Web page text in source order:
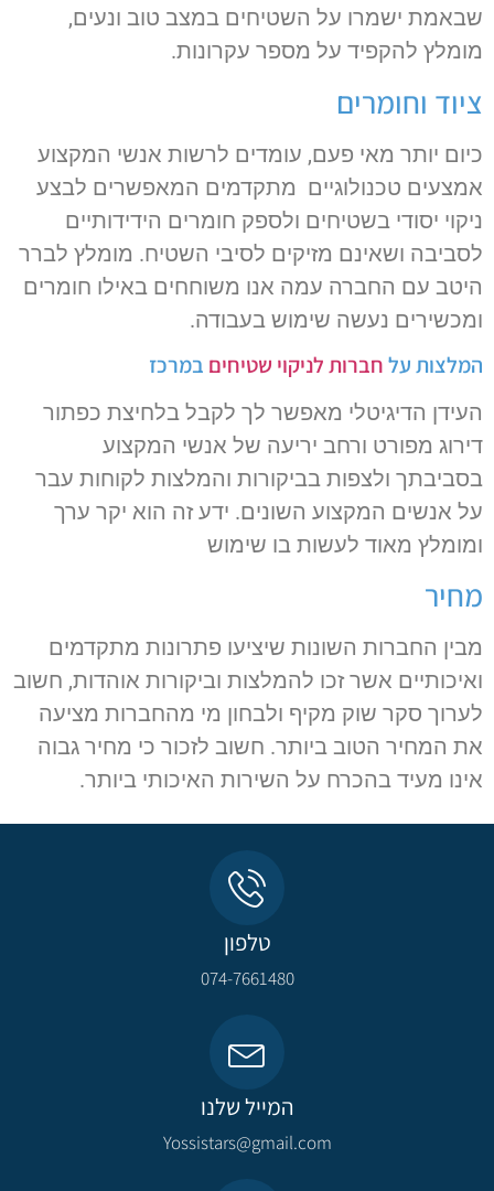
שבאמת ישמרו על השטיחים במצב טוב ונעים,
מומלץ להקפיד על מספר עקרונות.
ציוד וחומרים
כיום יותר מאי פעם, עומדים לרשות אנשי המקצוע
אמצעים טכנולוגיים מתקדמים המאפשרים לבצע
ניקוי יסודי בשטיחים ולספק חומרים הידידותיים
לסביבה ושאינם מזיקים לסיבי השטיח. מומלץ לברר
היטב עם החברה עמה אנו משוחחים באילו חומרים
ומכשירים נעשה שימוש בעבודה.
המלצות עלחברות לניקוי שטיחים במרכז
העידן הדיגיטלי מאפשר לך לקבל בלחיצת כפתור
דירוג מפורט ורחב יריעה של אנשי המקצוע
בסביבתך ולצפות בביקורות והמלצות לקוחות עבר
על אנשים המקצוע השונים. ידע זה הוא יקר ערך
ומומלץ מאוד לעשות בו שימוש
מחיר
מבין החברות השונות שיציעו פתרונות מתקדמים
ואיכותיים אשר זכו להמלצות וביקורות אוהדות, חשוב
לערוך סקר שוק מקיף ולבחון מי מהחברות מציעה
את המחיר הטוב ביותר. חשוב לזכור כי מחיר גבוה
אינו מעיד בהכרח על השירות האיכותי ביותר.
טלפון
074-7661480
המייל שלנו
Yossistars@gmail.com​